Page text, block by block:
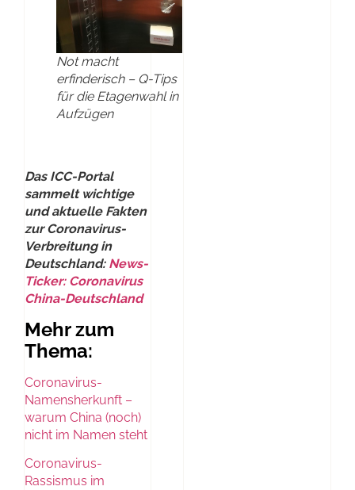
Not macht
erfinderisch – Q-Tips
für die Etagenwahl in
Aufzügen
Das ICC-Portal
sammelt wichtige
und aktuelle Fakten
zur Coronavirus-
Verbreitung in
Deutschland: News-
Ticker: Coronavirus
China-Deutschland
Mehr zum
Thema:
Coronavirus-
Namensherkunft –
warum China (noch)
nicht im Namen steht
Coronavirus-
Rassismus im